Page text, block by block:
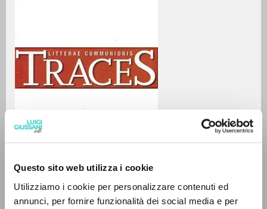
Questo sito web utilizza i cookie
Utilizziamo i cookie per personalizzare contenuti ed
annunci, per fornire funzionalità dei social media e per
Giussani Luigi Autore